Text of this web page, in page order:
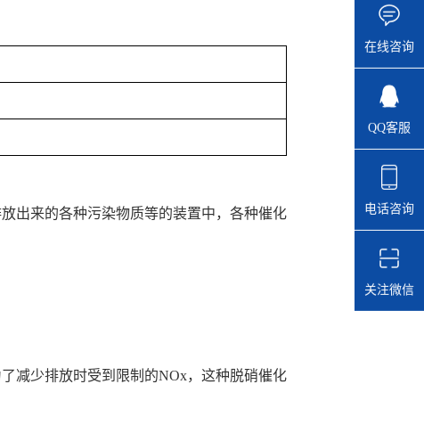
出来的各种污染物质等的装置中，各种催化
减少排放时受到限制的NOx，这种脱硝催化
在线咨询
QQ客服
电话咨询
关注微信